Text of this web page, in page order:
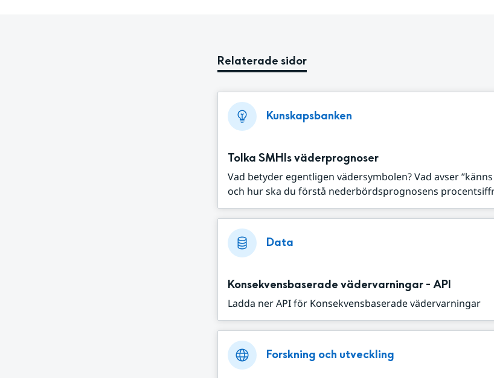
Relaterade sidor
Kunskapsbanken
Tolka SMHIs väderprognoser
Vad betyder egentligen vädersymbolen? Vad avser
och hur ska du förstå nederbördsprognosens
Data
Konsekvensbaserade vädervarningar - API
Ladda ner API för Konsekvensbaserade vädervarningar
Forskning och utveckling